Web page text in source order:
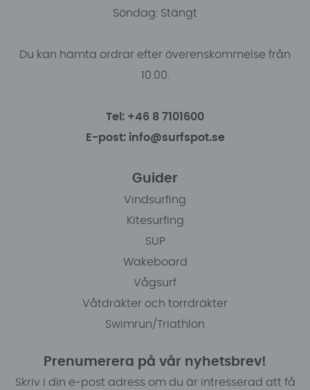
Söndag: Stängt
Du kan hämta ordrar efter överenskommelse från
10.00.
Tel: +46 8 7101600
E-post: info@surfspot.se
Guider
Vindsurfing
Kitesurfing
SUP
Wakeboard
Vågsurf
Våtdräkter och torrdräkter
Swimrun/Triathlon
Prenumerera på vår nyhetsbrev!
Skriv i din e-post adress om du är intresserad att få